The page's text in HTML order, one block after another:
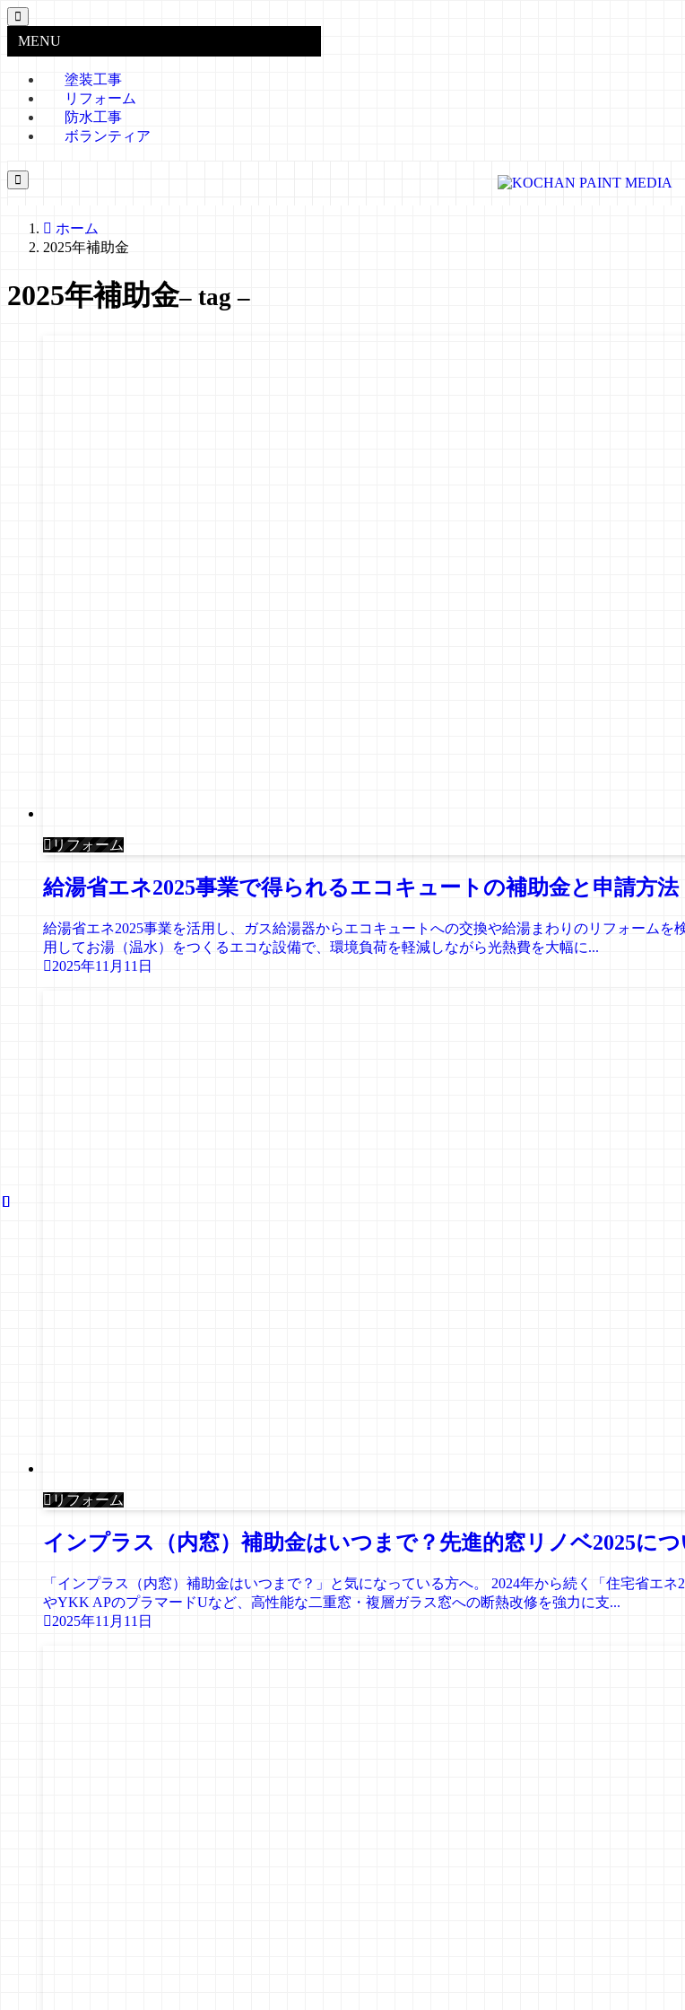
MENU
塗装工事
リフォーム
防水工事
ボランティア
ホーム
2025年補助金
2025年補助金– tag –
リフォーム
給湯省エネ2025事業で得られるエコキュートの補助金と申請方法
給湯省エネ2025事業を活用し、ガス給湯器からエコキュートへの交換や給湯まわりのリフォーム
用してお湯（温水）をつくるエコな設備で、環境負荷を軽減しながら光熱費を大幅に...
2025年11月11日
リフォーム
インプラス（内窓）補助金はいつまで？先進的窓リノベ2025に
「インプラス（内窓）補助金はいつまで？」と気になっている方へ。 2024年から続く「住宅省エ
やYKK APのプラマードUなど、高性能な二重窓・複層ガラス窓への断熱改修を強力に支...
2025年11月11日